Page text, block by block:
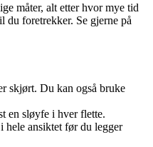
måter, alt etter hvor mye tid
foretrekker. Se gjerne på
skjørt. Du kan også bruke
en sløyfe i hver flette.
hele ansiktet før du legger